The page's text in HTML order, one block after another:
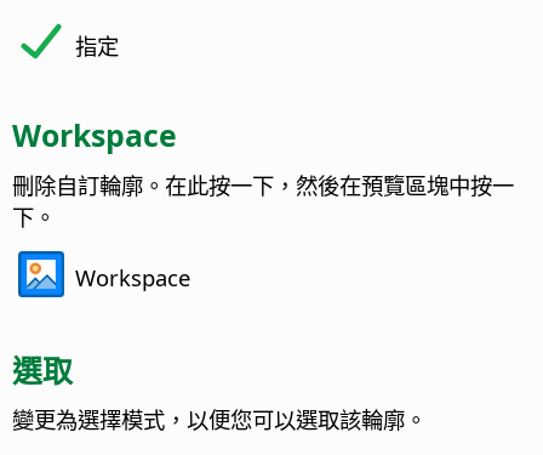
指定
Workspace
刪除自訂輪廓。在此按一下，然後在預覽區塊中按一
下。
Workspace
選取
變更為選擇模式，以便您可以選取該輪廓。